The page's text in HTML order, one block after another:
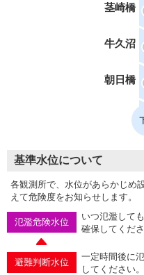
茎崎橋
牛久沼
朝日橋
基準水位について
各観測所で、水位があらかじめ
えて危険度をお知らせします。
氾濫危険水位
いつ氾濫して
確保してくださ
避難判断水位
一定時間後に
してください。